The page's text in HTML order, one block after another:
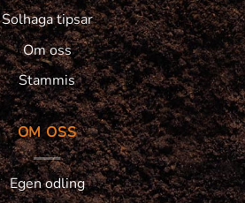
Solhaga tipsar
Om oss
Stammis
OM OSS
Egen odling